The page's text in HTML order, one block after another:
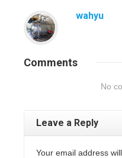
wahyu
Comments
No
Leave a Reply
Your email address